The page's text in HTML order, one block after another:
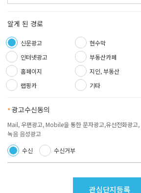
알게 된 경로
신문광고 현수막
인터넷광고
부동산카페
홈페이지
지인, 부동산
랩핑카
기타
필수항목
광고수신동의
Mail, 우편광고, Mobile을 통한 문자광고,유선전화광
녹음 음성광고
수신
수신거부
관심단지등록